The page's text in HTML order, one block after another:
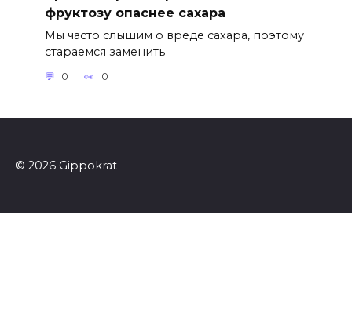
фруктозу опаснее сахара
Мы часто слышим о вреде сахара, поэтому
стараемся заменить
0 0
© 2026 Gippokrat